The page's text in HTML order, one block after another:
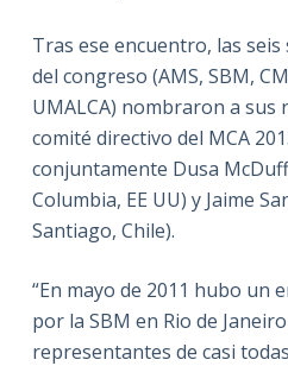
Tras ese encuentro, las
del congreso (AMS, SBM,
UMALCA) nombraron a
comité directivo del MCA
conjuntamente Dusa
Columbia, EE UU) y Jaime
Santiago, Chile).
“En mayo de 2011 hubo un
por la SBM en Rio de
representantes de casi